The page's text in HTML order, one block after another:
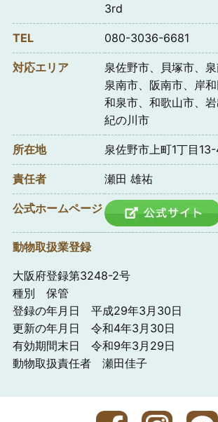
3rd
TEL 080-3036-6681
対応エリア
泉佐野市、貝塚市、
泉南市、阪南市、岸
和泉市、和歌山市、
紀の川市
所在地 泉佐野市上町1丁目
責任者 瀬田 雄祐
公式ホームページ
動物取扱業登録
大阪府登録第3248-2号
種別 保管
登録の年月日 平成29年3月30日
更新の年月日 令和4年3月30日
有効期間末日 令和9年3月29日
動物取扱責任者 瀬田佳子